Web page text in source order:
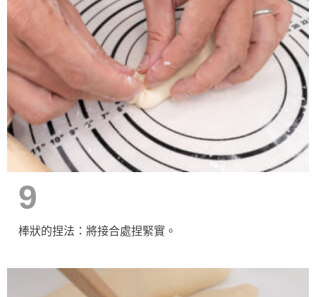
9
棒狀的捏法：將接合處捏緊實。